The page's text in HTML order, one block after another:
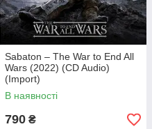
Sabaton – The War to End All
Wars (2022) (CD Audio)
(Import)
В наявності
790 ₴